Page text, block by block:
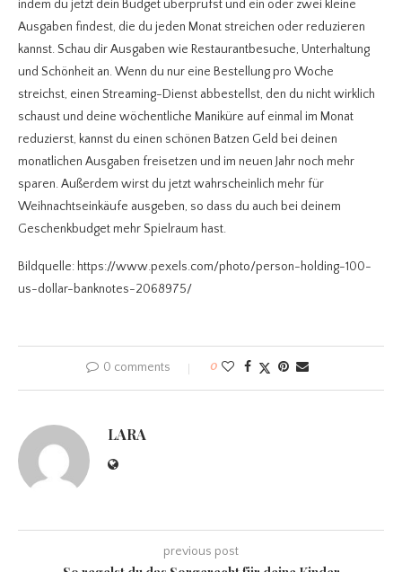
indem du jetzt dein Budget überprüfst und ein oder zwei kleine
Ausgaben findest, die du jeden Monat streichen oder reduzieren
kannst. Schau dir Ausgaben wie Restaurantbesuche, Unterhaltung
und Schönheit an. Wenn du nur eine Bestellung pro Woche
streichst, einen Streaming-Dienst abbestellst, den du nicht wirklich
schaust und deine wöchentliche Maniküre auf einmal im Monat
reduzierst, kannst du einen schönen Batzen Geld bei deinen
monatlichen Ausgaben freisetzen und im neuen Jahr noch mehr
sparen. Außerdem wirst du jetzt wahrscheinlich mehr für
Weihnachtseinkäufe ausgeben, so dass du auch bei deinem
Geschenkbudget mehr Spielraum hast.
Bildquelle: https://www.pexels.com/photo/person-holding-100-
us-dollar-banknotes-2068975/
0 comments 0
LARA
previous post